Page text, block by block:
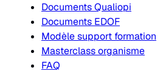
Documents Qualiopi
Documents EDOF
Modèle support formation
Masterclass organisme
FAQ